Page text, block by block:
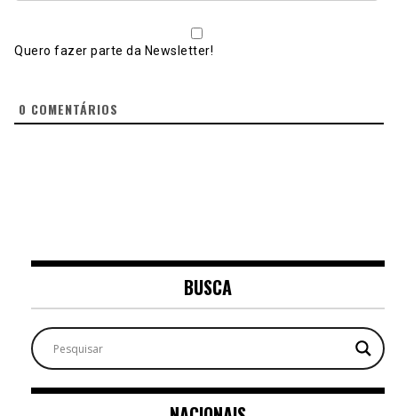
Quero fazer parte da Newsletter!
0 COMENTÁRIOS
BUSCA